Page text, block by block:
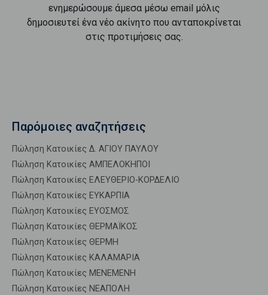
ενημερώσουμε άμεσα μέσω email μόλις
δημοσιευτεί ένα νέο ακίνητο που ανταποκρίνεται
στις προτιμήσεις σας.
Παρόμοιες αναζητήσεις
Πώληση Κατοικίες Δ. ΑΓΙΟΥ ΠΑΥΛΟΥ
Πώληση Κατοικίες ΑΜΠΕΛΟΚΗΠΟΙ
Πώληση Κατοικίες ΕΛΕΥΘΕΡΙΟ-ΚΟΡΔΕΛΙΟ
Πώληση Κατοικίες ΕΥΚΑΡΠΙΑ
Πώληση Κατοικίες ΕΥΟΣΜΟΣ
Πώληση Κατοικίες ΘΕΡΜΑΪΚΟΣ
Πώληση Κατοικίες ΘΕΡΜΗ
Πώληση Κατοικίες ΚΑΛΑΜΑΡΙΑ
Πώληση Κατοικίες ΜΕΝΕΜΕΝΗ
Πώληση Κατοικίες ΝΕΑΠΟΛΗ